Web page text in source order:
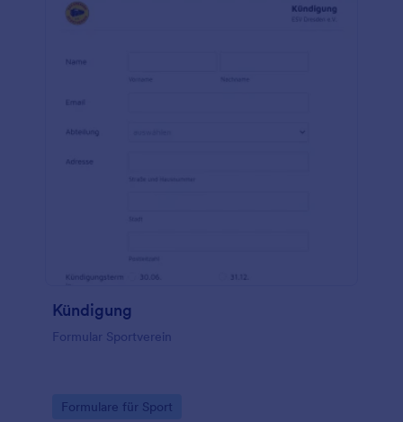
Ihrer Kunden über einen längeren Zeitraum hinweg
verfolgen möchten, können Sie dies ganz einfach
können sogar ein einfaches Diagramm oben auf
Ihrer Kunden schnell zu sehen! Kein Papierkram
Sie Ihre Kunden mit einem kostenlosen Fragebogen
Kündigung
Formular Sportverein
Go to Category:
Formulare für Sport